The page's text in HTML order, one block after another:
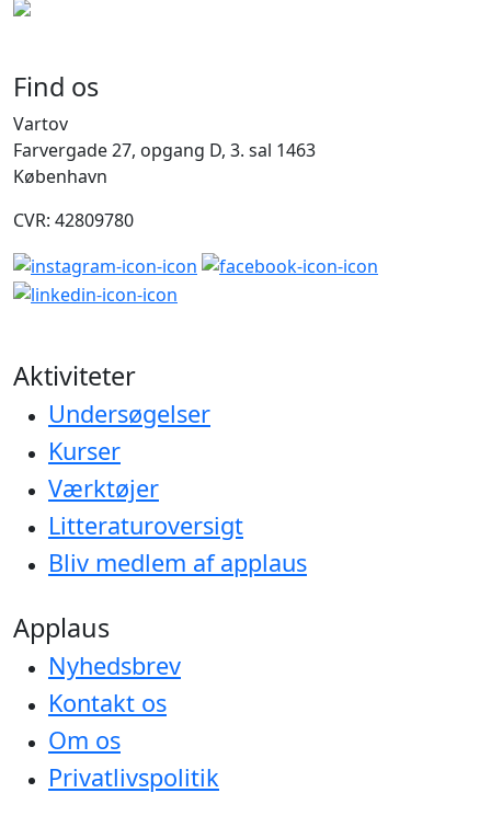
Find os
Vartov
Farvergade 27, opgang D, 3. sal 1463
København
CVR: 42809780
Aktiviteter
Undersøgelser
Kurser
Værktøjer
Litteraturoversigt
Bliv medlem af applaus
Applaus
Nyhedsbrev
Kontakt os
Om os
Privatlivspolitik